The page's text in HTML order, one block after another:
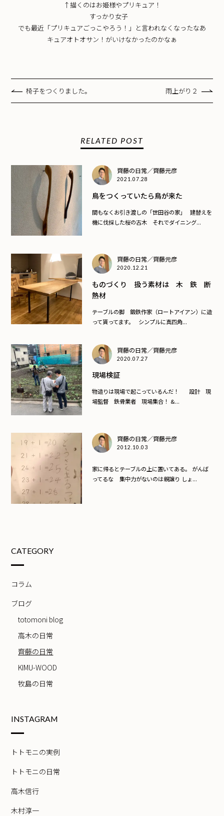
↑描くのはお姫様やプリキュア！
すっかり女子
でも最近「プリキュアごっこやろう！」と言われなくなったなあ
キュアオトオサン！がいけなかったのかなぁ
椅子をつくりました。 雨上がり２
RELATED POST
齊藤の日常／齊藤元彦
2021.07.28
鳥をつくっていたら鳥が来た
間もなくお引き渡しの「世田谷の家」 建替えを
機に伐採した桜の古木 それでダイニング...
齊藤の日常／齊藤元彦
2020.12.21
ものづくり 扱う素材は 木 鉄 断
熱材
テーブルの脚 鍛鉄作家（ロートアイアン）に造
って貰ってます。 シンプルに真四角...
齊藤の日常／齊藤元彦
2020.07.27
現場検証
物造りは現場で起こっているんだ！ 設計 現
場監督 鉄骨業者 現場集合！ &...
齊藤の日常／齊藤元彦
2012.10.03
家に帰るとテーブルの上に置いてある。 がんば
ってるな 集中力がないのは親譲り しょ...
CATEGORY
コラム
ブログ
totomoni blog
高木の日常
齊藤の日常
KIMU-WOOD
牧島の日常
INSTAGRAM
トトモニの実例
トトモニの日常
高木信行
木村淳一